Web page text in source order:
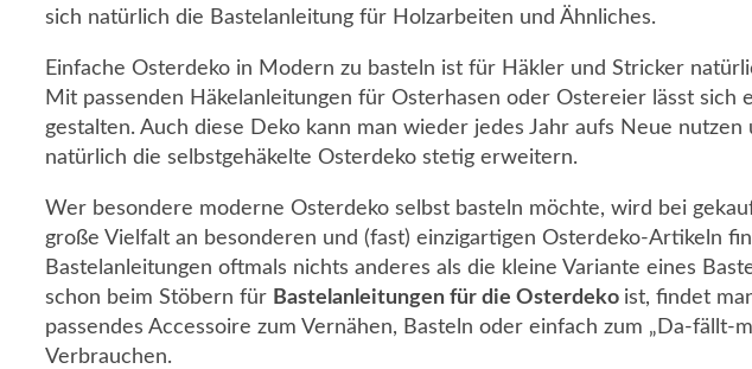
sich natürlich die Bastelanleitung für Holzarbeiten und Ähnliches.
Einfache Osterdeko in Modern zu basteln ist für Häkler und Stricker
Mit passenden Häkelanleitungen für Osterhasen oder Ostereier lässt sich
gestalten. Auch diese Deko kann man wieder jedes Jahr aufs Neue
natürlich die selbstgehäkelte Osterdeko stetig erweitern.
Wer besondere moderne Osterdeko selbst basteln möchte, wird bei
große Vielfalt an besonderen und (fast) einzigartigen Osterdeko-Artikeln
Bastelanleitungen oftmals nichts anderes als die kleine Variante eines
schon beim Stöbern für Bastelanleitungen für die Osterdeko ist, findet
passendes Accessoire zum Vernähen, Basteln oder einfach zum „Da-fällt-
Verbrauchen.